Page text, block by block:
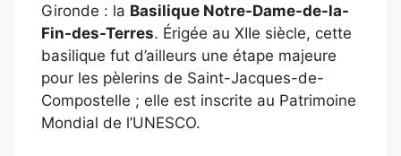
Gironde : la Basilique Notre-Dame-de-la-
Fin-des-Terres. Érigée au XIIe siècle, cette
basilique fut d’ailleurs une étape majeure
pour les pèlerins de Saint-Jacques-de-
Compostelle ; elle est inscrite au Patrimoine
Mondial de l’UNESCO.